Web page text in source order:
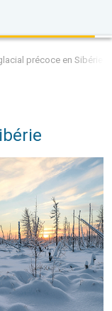
précoce en Sibérie